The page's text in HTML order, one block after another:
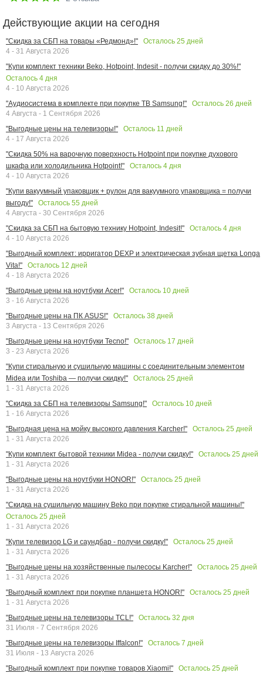
Действующие акции на сегодня
"Скидка за СБП на товары «Редмонд»!" Осталось 25 дней
4 - 31 Августа 2026
"Купи комплект техники Beko, Hotpoint, Indesit - получи скидку до 30%!"
Осталось 4 дня
4 - 10 Августа 2026
"Аудиосистема в комплекте при покупке ТВ Samsung!"
Осталось 26 дней
4 Августа - 1 Сентября 2026
"Выгодные цены на телевизоры!"
Осталось 11 дней
4 - 17 Августа 2026
"Скидка 50% на варочную поверхность Hotpoint при покупке духового
шкафа или холодильника Hotpoint!"
Осталось 4 дня
4 - 10 Августа 2026
"Купи вакуумный упаковщик + рулон для вакуумного упаковщика = получи
выгоду!"
Осталось 55 дней
4 Августа - 30 Сентября 2026
"Скидка за СБП на бытовую технику Hotpoint, Indesit!"
Осталось 4 дня
4 - 10 Августа 2026
"Выгодный комплект: ирригатор DEXP и электрическая зубная щетка Longa
Vita!"
Осталось 12 дней
4 - 18 Августа 2026
"Выгодные цены на ноутбуки Acer!"
Осталось 10 дней
3 - 16 Августа 2026
"Выгодные цены на ПК ASUS!"
Осталось 38 дней
3 Августа - 13 Сентября 2026
"Выгодные цены на ноутбуки Tecno!"
Осталось 17 дней
3 - 23 Августа 2026
"Купи стиральную и сушильную машины с соединительным элементом
Midea или Toshiba — получи скидку!"
Осталось 25 дней
1 - 31 Августа 2026
"Скидка за СБП на телевизоры Samsung!"
Осталось 10 дней
1 - 16 Августа 2026
"Выгодная цена на мойку высокого давления Karcher!"
Осталось 25 дней
1 - 31 Августа 2026
"Купи комплект бытовой техники Midea - получи скидку!"
Осталось 25 дней
1 - 31 Августа 2026
"Выгодные цены на ноутбуки HONOR!"
Осталось 25 дней
1 - 31 Августа 2026
"Скидка на сушильную машину Beko при покупке стиральной машины!"
Осталось 25 дней
1 - 31 Августа 2026
"Купи телевизор LG и саундбар - получи скидку!"
Осталось 25 дней
1 - 31 Августа 2026
"Выгодные цены на хозяйственные пылесосы Karcher!"
Осталось 25 дней
1 - 31 Августа 2026
"Выгодный комплект при покупке планшета HONOR!"
Осталось 25 дней
1 - 31 Августа 2026
"Выгодные цены на телевизоры TCL!"
Осталось 32 дня
31 Июля - 7 Сентября 2026
"Выгодные цены на телевизоры Iffalcon!"
Осталось 7 дней
31 Июля - 13 Августа 2026
"Выгодный комплект при покупке товаров Xiaomi!"
Осталось 25 дней